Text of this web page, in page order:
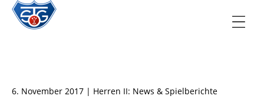
6. November 2017 | Herren II: News & Spielberichte